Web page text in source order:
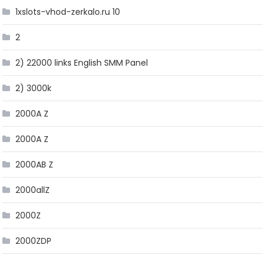
1xslots-vhod-zerkalo.ru 10
2
2) 22000 links English SMM Panel
2) 3000k
2000A Z
2000A Z
2000AB Z
2000allZ
2000Z
2000ZDP